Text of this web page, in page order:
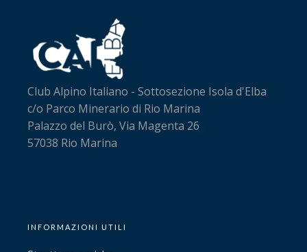
Club Alpino Italiano - Sottosezione Isola d'Elba
c/o Parco Minerario di Rio Marina
Palazzo del Burò, Via Magenta 26
57038 Rio Marina
INFORMAZIONI UTILI